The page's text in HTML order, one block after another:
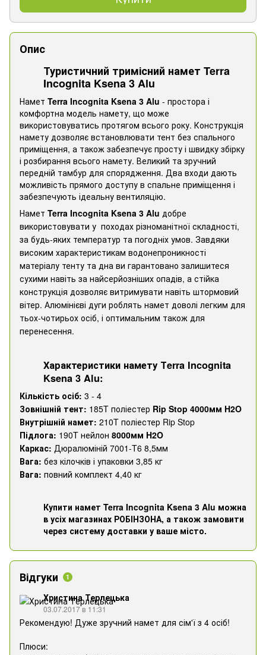
Опис
Туристичний тримісний намет Terra
Incognita Ksena 3 Alu
Намет Terra Incognita Ksena 3 Alu - простора і
комфортна модель намету, що може
використовуватись протягом всього року. Конструкція
намету дозволяє встановлювати тент без спального
приміщення, а також забезпечує просту і швидку збірку
і розбирання всього намету. Великий та зручний
передній тамбур для спорядження. Два входи дають
можливість прямого доступу в спальне приміщення і
забезпечують ідеальну вентиляцію.
Намет Terra Incognita Ksena 3 Alu добре
використовувати у походах різноманітної складності,
за будь-яких температур та погодніх умов. Завдяки
високим характеристикам водонепроникності
матеріалу тенту та дна ви гарантовано залишитеся
сухими навіть за найсерйозніших опадів, а стійка
конструкція дозволяє витримувати навіть штормовий
вітер. Алюмінієві дуги роблять намет доволі легким для
тьох-чотирьох осіб, і оптимальним також для
перенесення.
Характеристики намету Тerra Incognita
Ksena 3 Alu:
Кількість осіб: 3 - 4
Зовнішній тент: 185T поліестер Rip Stop 4000мм H2O
Внутрішній намет: 210T поліестер Rip Stop
Підлога: 190T нейлон 8000мм H2O
Каркас: Дюралюміній 7001-T6 8,5мм
Вага: без кілочків і упаковки 3,85 кг
Вага: повний комплект 4,40 кг
Купити намет Terra Incognita Ksena 3 Alu можна
в усіх магазинах РОБІНЗОНА, а також замовити
через систему доставки у ваше місто.
Відгуки 1
Христина Терлецька
03.07.2017 в 11:31
Рекомендую! Дуже зручний намет для сім'ї з 4 осіб!
Плюси: